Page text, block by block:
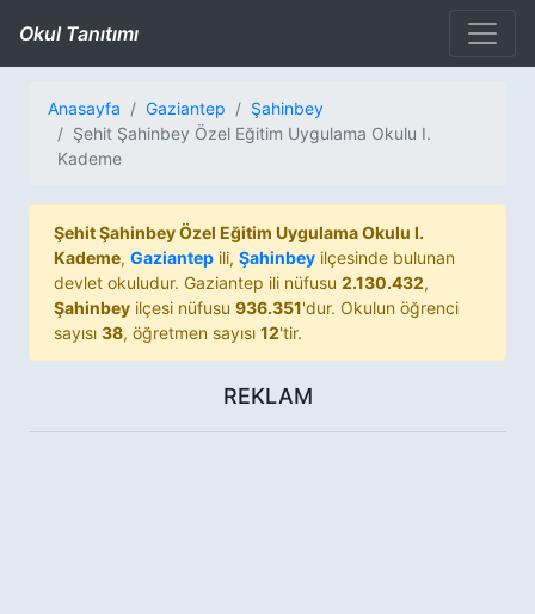
Okul Tanıtımı
Anasayfa Gaziantep
Şahinbey
Şehit Şahinbey Özel Eğitim Uygulama Okulu I.
Kademe
Şehit Şahinbey Özel Eğitim Uygulama Okulu I.
Kademe, Gaziantep ili, Şahinbey ilçesinde bulunan
devlet okuludur. Gaziantep ili nüfusu 2.130.432,
Şahinbey ilçesi nüfusu 936.351'dur. Okulun öğrenci
sayısı 38, öğretmen sayısı 12'tir.
REKLAM